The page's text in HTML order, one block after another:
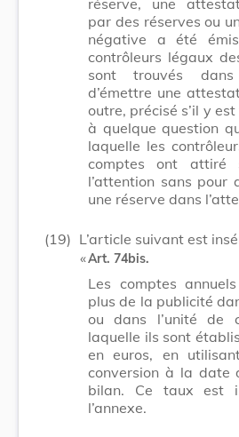
par des réserves ou
négative a été
contrôleurs légaux
sont trouvés dans
d’émettre une
outre, précisé s’il y
à quelque question
laquelle les
comptes ont attiré
l’attention sans pour
une réserve dans
(19) L’article suivant est
​ «Art. 74bis.
Les comptes
plus de la publicité
ou dans l’unité de
laquelle ils sont
en euros, en
conversion à la date
bilan. Ce taux est
l’annexe.